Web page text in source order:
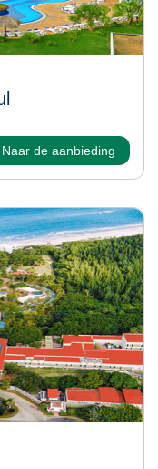
Naar de aanbieding